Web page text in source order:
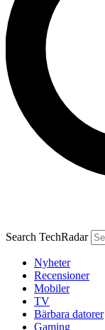
Search TechRadar
Nyheter
Recensioner
Mobiler
TV
Bärbara datorer
Gaming